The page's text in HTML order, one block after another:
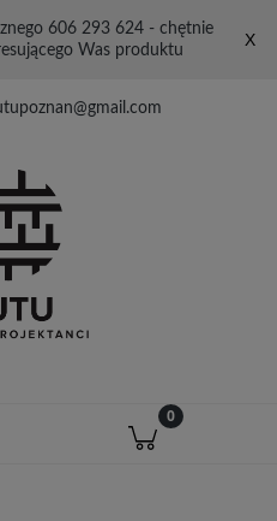
606 293 624 - chętnie
Was produktu
X